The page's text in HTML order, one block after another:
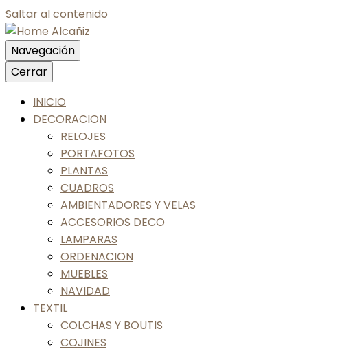
Saltar al contenido
Home Alcañiz
Nos gusta tu casa, nos gustas tú
Navegación
Cerrar
INICIO
DECORACION
RELOJES
PORTAFOTOS
PLANTAS
CUADROS
AMBIENTADORES Y VELAS
ACCESORIOS DECO
LAMPARAS
ORDENACION
MUEBLES
NAVIDAD
TEXTIL
COLCHAS Y BOUTIS
COJINES